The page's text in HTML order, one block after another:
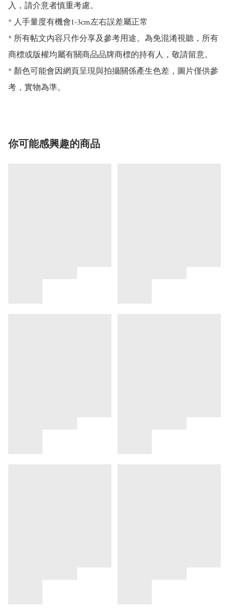
入，請介意者慎重考慮。
* 人手量度有機會1-3cm左右誤差屬正常
* 所有帖文內容只作分享及參考用途。為免混淆視聽，所有
商標或版權均屬有關商品品牌商標的持有人，敬請留意。
* 顏色可能會因網頁呈現與拍攝關係產生色差，圖片僅供參
考，實物為準。
你可能感興趣的商品